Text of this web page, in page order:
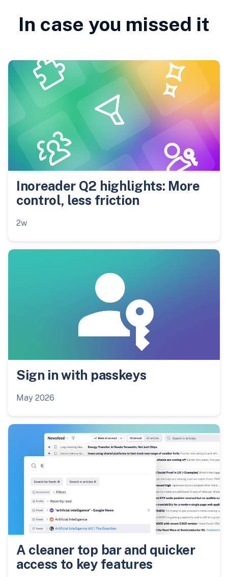
In case you missed it
Inoreader Q2 highlights: More
control, less friction
2w
Sign in with passkeys
May 2026
A cleaner top bar and quicker
access to key features